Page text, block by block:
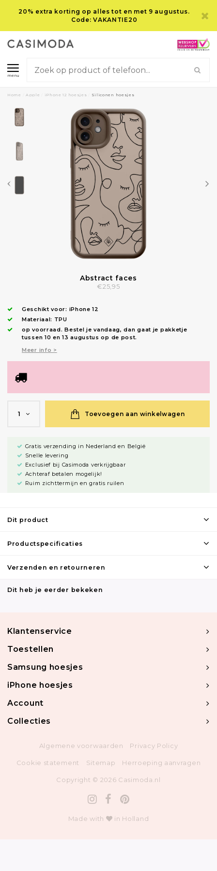
20% extra korting op alles tot en met 9 augustus.
Code: VAKANTIE20
menu
Home Apple iPhone 12 hoesjes Siliconen hoesjes
Abstract faces
€25,95
Geschikt voor: iPhone 12
Materiaal: TPU
op voorraad.Bestel je vandaag, dan gaat je pakketje
tussen 10 en 13 augustus op de post.
Meer info >
1 Toevoegen aan winkelwagen
Gratis verzending in Nederland en België
Snelle levering
Exclusief bij Casimoda verkrijgbaar
Achteraf betalen mogelijk!
Ruim zichttermijn en gratis ruilen
Dit product
Productspecificaties
Verzenden en retourneren
Dit heb je eerder bekeken
Klantenservice
Toestellen
Samsung hoesjes
iPhone hoesjes
Account
Collecties
Algemene voorwaarden Privacy Policy
Cookie statement Sitemap Herroeping aanvragen
Copyright © 2026 Casimoda.nl
Made with in Holland